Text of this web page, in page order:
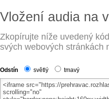
Vložení audia na
Zkopírujte níže uvedený
svých webových stránkách
Odstín světlý tmavý